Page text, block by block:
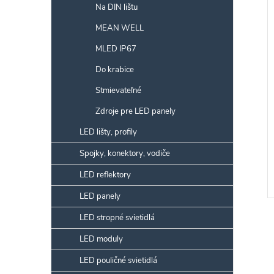
Na DIN lištu
MEAN WELL
MLED IP67
Do krabice
Stmievateľné
Zdroje pre LED panely
LED lišty, profily
Spojky, konektory, vodiče
LED reflektory
LED panely
LED stropné svietidlá
LED moduly
LED pouličné svietidlá